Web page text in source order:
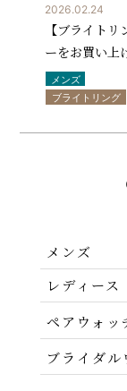
2026.02.24
【ブライト
ーをお買い上
メンズ
ブライトリング
メンズ
レディース
ペアウォッ
ブライダル